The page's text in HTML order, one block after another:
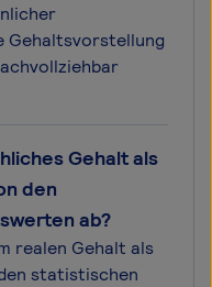
Gehaltsvorstellung
Gehalt als
den
ab?
realen Gehalt als
statistischen